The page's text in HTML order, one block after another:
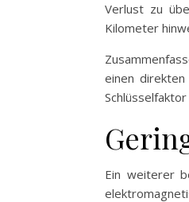
Verlust zu
Kilometer
einen
Ein weiterer